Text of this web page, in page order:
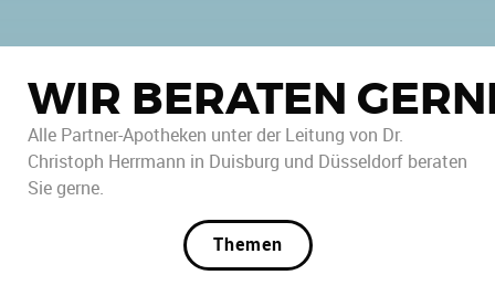
WIR BERATEN
Alle Partner-Apotheken unter der Leitung von Dr.
Christoph Herrmann in Duisburg und Düsseldorf beraten
Sie gerne.
Themen